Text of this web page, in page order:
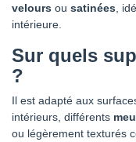
velours ou satinées ,
intérieure.
Sur quels
?
Il est adapté aux
intérieurs, différents
ou légèrement texturés